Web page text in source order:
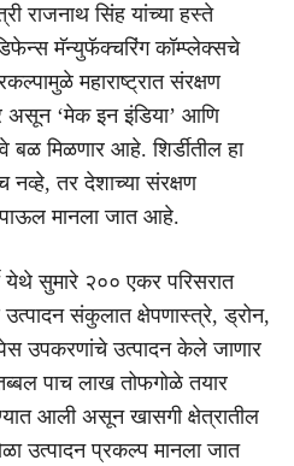
राजनाथ सिंह यांच्या हस्ते
मॅन्युफॅक्चरिंग कॉम्प्लेक्सचे
महाराष्ट्रात संरक्षण
असून ‘मेक इन इंडिया’ आणि
बळ मिळणार आहे. शिर्डीतील हा
नव्हे, तर देशाच्या संरक्षण
पाऊल मानला जात आहे.
येथे सुमारे २०० एकर परिसरात
संकुलात क्षेपणास्त्रे, ड्रोन,
उपकरणांचे उत्पादन केले जाणार
पाच लाख तोफगोळे तयार
आली असून खासगी क्षेत्रातील
उत्पादन प्रकल्प मानला जात